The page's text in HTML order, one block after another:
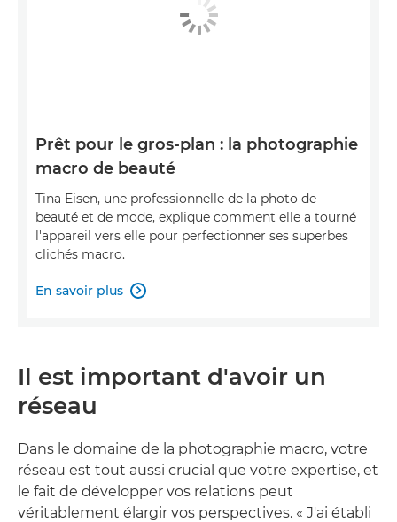
Prêt pour le gros-plan : la photographie
macro de beauté
Tina Eisen, une professionnelle de la photo de
beauté et de mode, explique comment elle a tourné
l'appareil vers elle pour perfectionner ses superbes
clichés macro.
En savoir plus 
Il est important d'avoir un
réseau
Dans le domaine de la photographie macro, votre
réseau est tout aussi crucial que votre expertise, et
le fait de développer vos relations peut
véritablement élargir vos perspectives. « J'ai établi